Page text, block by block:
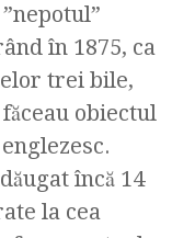
în 1875, ca
trei bile,
obiectul
încă 14
la cea